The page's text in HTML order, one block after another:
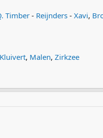
Timber- Reijnders - Xavi,
Kluivert, Malen, Zirkzee